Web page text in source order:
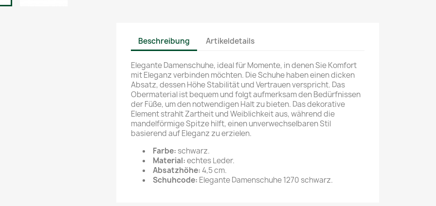
Beschreibung Artikeldetails
Elegante Damenschuhe, ideal für Momente, in denen Sie Komfort
mit Eleganz verbinden möchten. Die Schuhe haben einen dicken
Absatz, dessen Höhe Stabilität und Vertrauen verspricht. Das
Obermaterial ist bequem und folgt aufmerksam den Bedürfnissen
der Füße, um den notwendigen Halt zu bieten. Das dekorative
Element strahlt Zartheit und Weiblichkeit aus, während die
mandelförmige Spitze hilft, einen unverwechselbaren Stil
basierend auf Eleganz zu erzielen.
Farbe: schwarz.
Material:echtes Leder.
Absatzhöhe:4,5 cm.
Schuhcode: Elegante Damenschuhe 1270 schwarz.